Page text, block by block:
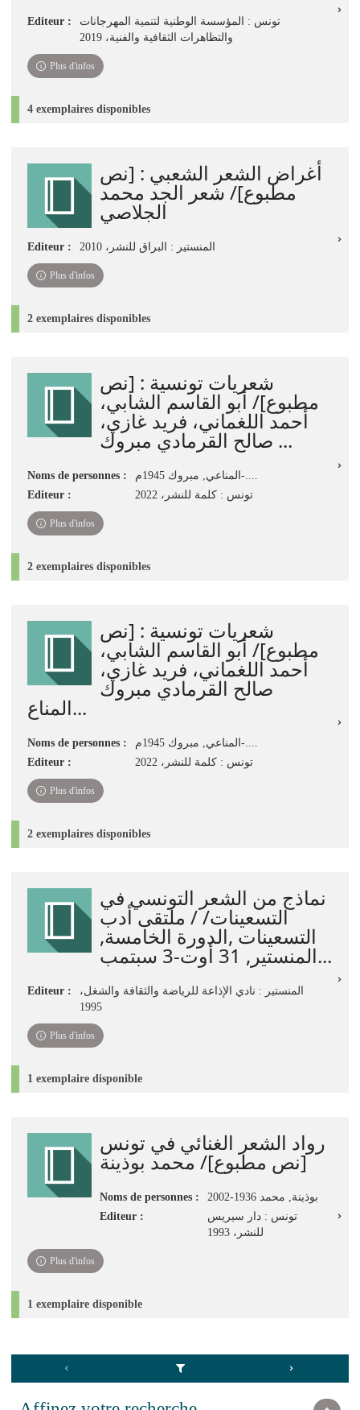
Editeur :
تونس : المؤسسة الوطنية لتنمية المهرجانات
والتظاهرات الثقافية والفنية، ‏2019‏
Plus d'infos
4 exemplaires disponibles
أغراض الشعر الشعبي : [نص
مطبوع]/ شعر الجد محمد
الجلاصي
Editeur : المنستير : البراق للنشر، 2010
Plus d'infos
2 exemplaires disponibles
شعريات تونسية‏ : ‏[نص
مطبوع]‏/ ‏أبو القاسم الشابي،
أحمد اللغماني، فريد غازي،
صالح القرمادي‏ ‏مبروك ...
Noms de personnes :
المناعي‏, ‏مبروك‏ ‏1945م-....
Editeur :
تونس‏ : ‏كلمة للنشر، ‏2022
Plus d'infos
2 exemplaires disponibles
شعريات تونسية : [نص
مطبوع]/ أبو القاسم الشابي،
أحمد اللغماني، فريد غازي،
صالح القرمادي مبروك
المناع...
Noms de personnes :
المناعي‏, ‏مبروك‏ ‏1945م-....
Editeur :
تونس : كلمة للنشر، 2022
Plus d'infos
2 exemplaires disponibles
نماذج من الشعر التونسي في
التسعينات/ / ملتقى أدب
التسعينات ,الدورة الخامسة,
المنستير, 31 أوت-3 سبتمب...
Editeur :
المنستير : نادي الإذاعة للرياضة والثقافة والشغل،
1995
Plus d'infos
1 exemplaire disponible
رواد الشعر الغنائي في تونس
[نص مطبوع]/ محمد بوذينة
Noms de personnes :
بوذينة, محمد 1936-2002
Editeur :
تونس : دار سيريس
للنشر، 1993
Plus d'infos
1 exemplaire disponible